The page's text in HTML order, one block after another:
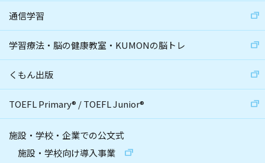
通信学習
学習療法・脳の健康教室・KUMONの脳トレ
くもん出版
TOEFL Primary® /TOEFL Junior®
施設・学校・企業での公文式
施設・学校向け導入事業